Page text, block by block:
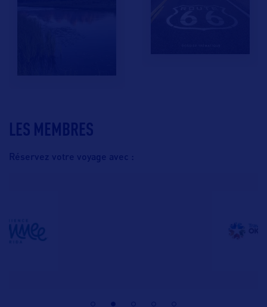
LES MEMBRES
Réservez votre voyage avec :